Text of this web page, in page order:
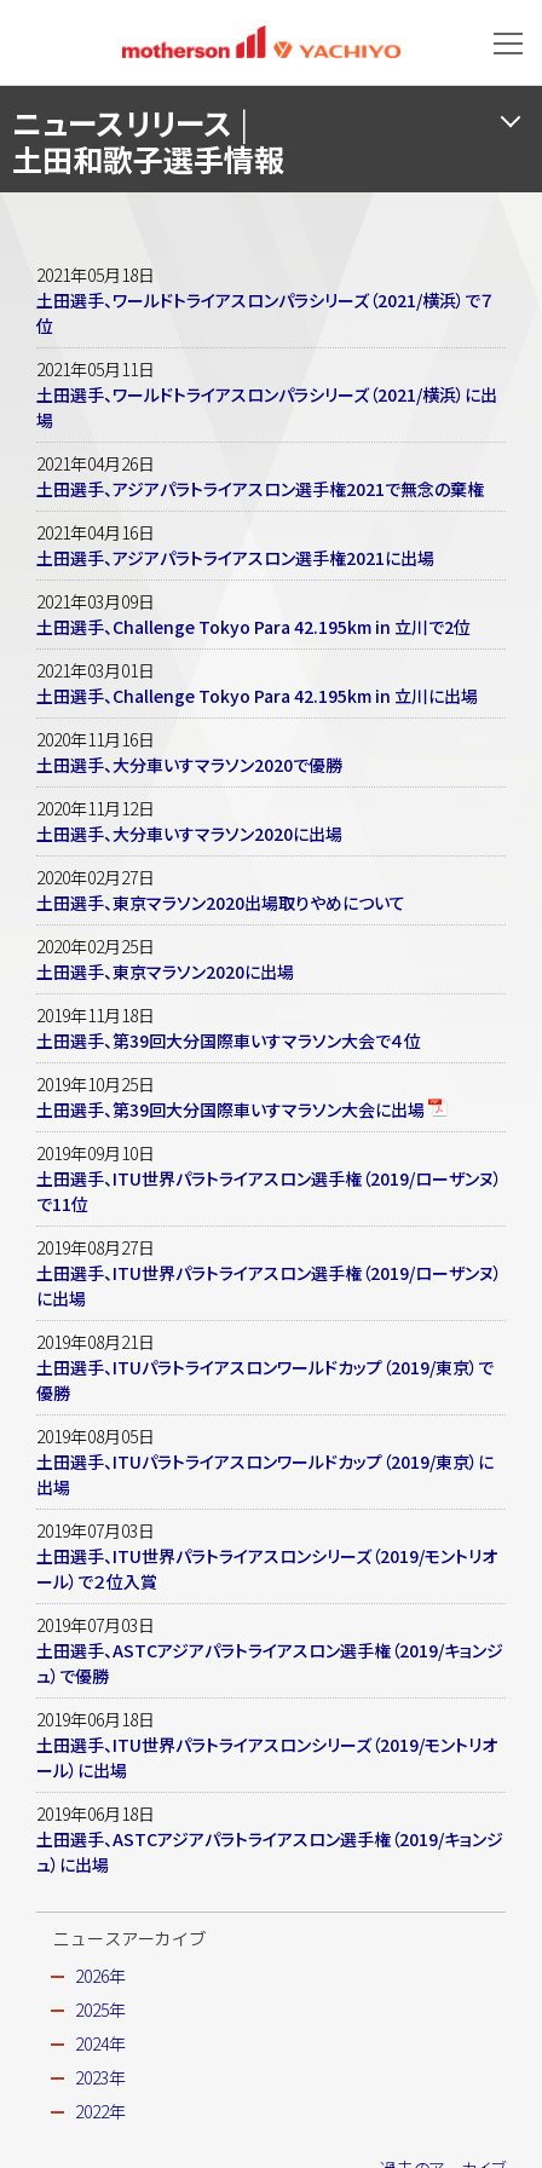
ニュースリリース |
土田和歌子選手情報
2021年05月18日
土田選手、ワールドトライアスロンパラシリーズ（2021/横浜）で７
位
2021年05月11日
土田選手、ワールドトライアスロンパラシリーズ（2021/横浜）に出
場
2021年04月26日
土田選手、アジアパラトライアスロン選手権2021で無念の棄権
2021年04月16日
土田選手、アジアパラトライアスロン選手権2021に出場
2021年03月09日
土田選手、Challenge Tokyo Para 42.195km in 立川で2位
2021年03月01日
土田選手、Challenge Tokyo Para 42.195km in 立川に出場
2020年11月16日
土田選手、大分車いすマラソン2020で優勝
2020年11月12日
土田選手、大分車いすマラソン2020に出場
2020年02月27日
土田選手、東京マラソン2020出場取りやめについて
2020年02月25日
土田選手、東京マラソン2020に出場
2019年11月18日
土田選手、第39回大分国際車いすマラソン大会で４位
2019年10月25日
土田選手、第39回大分国際車いすマラソン大会に出場
2019年09月10日
土田選手、ITU世界パラトライアスロン選手権（2019/ローザンヌ）
で11位
2019年08月27日
土田選手、ITU世界パラトライアスロン選手権（2019/ローザンヌ）
に出場
2019年08月21日
土田選手、ITUパラトライアスロンワールドカップ（2019/東京）で
優勝
2019年08月05日
土田選手、ITUパラトライアスロンワールドカップ（2019/東京）に
出場
2019年07月03日
土田選手、ITU世界パラトライアスロンシリーズ（2019/モントリオ
ール）で２位入賞
2019年07月03日
土田選手、ASTCアジアパラトライアスロン選手権（2019/キョンジ
ュ）で優勝
2019年06月18日
土田選手、ITU世界パラトライアスロンシリーズ（2019/モントリオ
ール）に出場
2019年06月18日
土田選手、ASTCアジアパラトライアスロン選手権（2019/キョンジ
ュ）に出場
ニュースアーカイブ
2026年
2025年
2024年
2023年
2022年